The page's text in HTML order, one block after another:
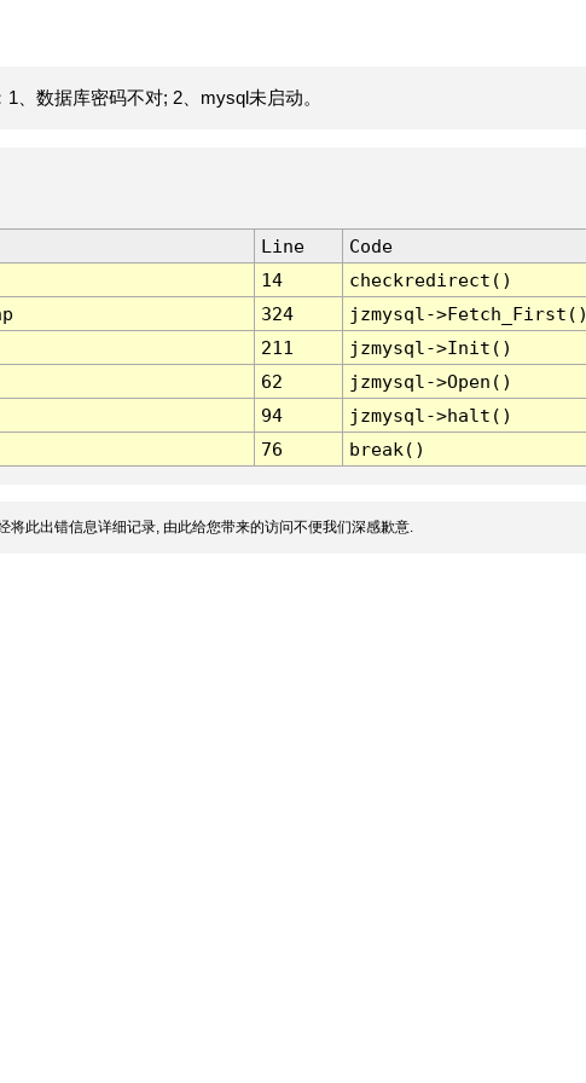
、数据库密码不对; 2、mysql未启动。
Line
Code
14
checkredirect()
324
jzmysql-
211
jzmysql->Init()
62
jzmysql->Open()
94
jzmysql->halt()
76 break()
将此出错信息详细记录, 由此给您带来的访问不便我们深感歉意.